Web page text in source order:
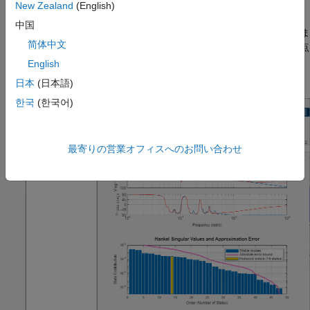
[平衡化打ち切り] タブを開く
Model Reducer のモデルの低次元化の方法には次の 3 つがありま
す。それは、平衡化打ち切り、モーダル打ち切り、および極/零点
の簡略化です。この例では、
す。
New Zealand (English)
中国
简体中文
English
日本 (日本語)
한국 (한국어)
最寄りの営業オフィスへのお問い合わせ